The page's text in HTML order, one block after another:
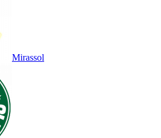
Mirassol